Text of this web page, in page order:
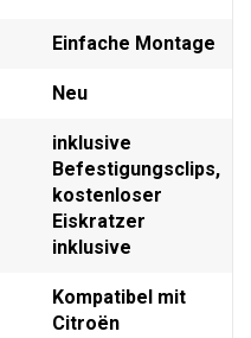
Einfache Montage
Neu
inklusive
Befestigungsclips,
kostenloser
Eiskratzer
inklusive
Kompatibel mit
Citroën